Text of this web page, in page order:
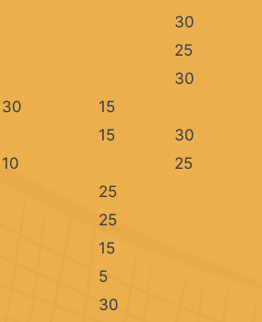
30
25
30
30 15
15 30
10 25
25
25
15
5
30